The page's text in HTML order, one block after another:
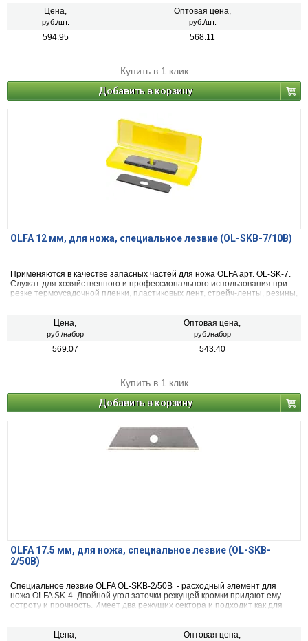
Цена,
руб./шт.
Оптовая цена,
руб./шт.
594.95 568.11
Купить в 1 клик
Добавить в корзину
OLFA 12 мм, для ножа, специальное лезвие (OL-SKB-7/10B)
Применяются в качестве запасных частей для ножа OLFA арт. OL-SK-7.
Служат для хозяйственного и профессионального использования при
резке термоусадочной пленки, пластиковых лент, стрейч-ленты, резины,
Цена,
руб./набор
Оптовая цена,
руб./набор
569.07 543.40
Купить в 1 клик
Добавить в корзину
OLFA 17.5 мм, для ножа, специальное лезвие (OL-SKB-
2/50B)
Специальное лезвие OLFA OL-SKB-2/50B - расходный элемент для
ножа OLFA SK-4. Двойной угол заточки режущей кромки придают ему
остроту и прочность. Имеет два режущих сектора и подходит как для
Цена,
Оптовая цена,